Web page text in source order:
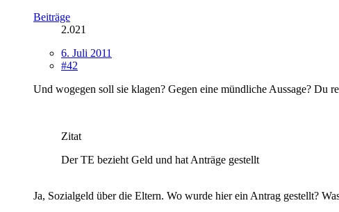
Beiträge
2.021
6. Juli 2011
#42
Und wogegen soll sie klagen? Gegen eine mündliche Aussage? Du
Zitat
Der TE bezieht Geld und hat Anträge gestellt
Ja, Sozialgeld über die Eltern. Wo wurde hier ein Antrag gestellt?